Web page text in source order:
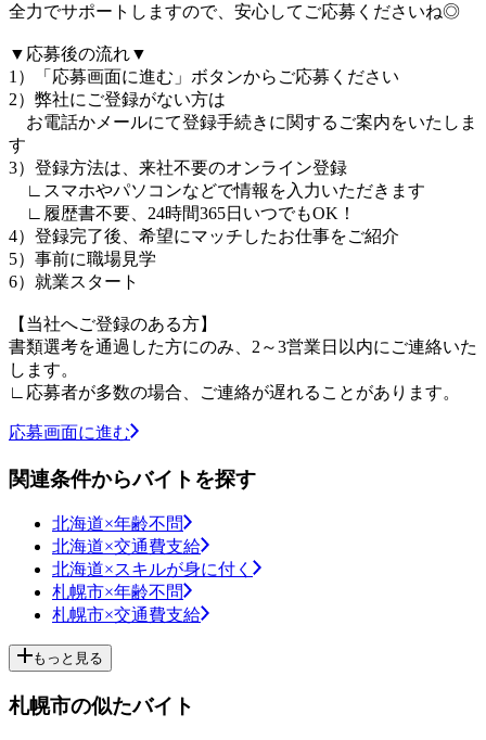
全力でサポートしますので、安心してご応募くださいね◎
▼応募後の流れ▼
1）「応募画面に進む」ボタンからご応募ください
2）弊社にご登録がない方は
お電話かメールにて登録手続きに関するご案内をいたしま
す
3）登録方法は、来社不要のオンライン登録
∟スマホやパソコンなどで情報を入力いただきます
∟履歴書不要、24時間365日いつでもOK！
4）登録完了後、希望にマッチしたお仕事をご紹介
5）事前に職場見学
6）就業スタート
【当社へご登録のある方】
書類選考を通過した方にのみ、2～3営業日以内にご連絡いた
します。
∟応募者が多数の場合、ご連絡が遅れることがあります。
応募画面に進む
関連条件からバイトを探す
北海道×年齢不問
北海道×交通費支給
北海道×スキルが身に付く
札幌市×年齢不問
札幌市×交通費支給
もっと見る
札幌市の似たバイト